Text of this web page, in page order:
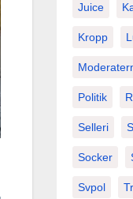
Juice
Kropp
Politik
Selleri
Socker
Svpol